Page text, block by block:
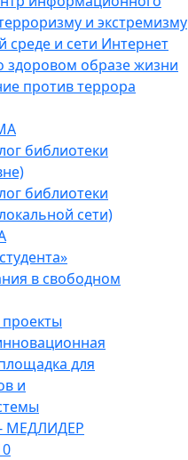
и экстремизму
среде и сети Интернет
здоровом образе жизни
против террора
библиотеки
библиотеки
сети)
в свободном
для
и
МЕДЛИДЕР